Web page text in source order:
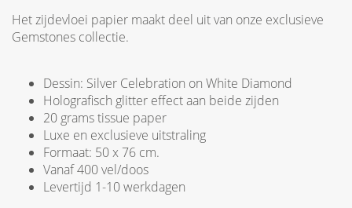
Het zijdevloei papier maakt deel uit van onze exclusieve
Gemstones collectie.
Dessin: Silver Celebration on White Diamond
Holografisch glitter effect aan beide zijden
20 grams tissue paper
Luxe en exclusieve uitstraling
Formaat: 50 x 76 cm.
Vanaf 400 vel/doos
Levertijd 1-10 werkdagen